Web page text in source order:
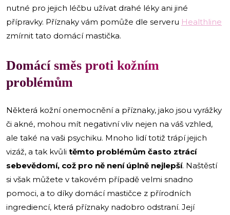
nutné pro jejich léčbu užívat drahé léky ani jiné
přípravky. Příznaky vám pomůže dle serveru Healthline
zmírnit tato domácí mastička.
Domácí směs proti kožním
problémům
Některá kožní onemocnění a příznaky, jako jsou vyrážky
či akné, mohou mít negativní vliv nejen na váš vzhled,
ale také na vaši psychiku. Mnoho lidí totiž trápí jejich
vizáž, a tak kvůli těmto problémům často ztrácí
sebevědomí, což pro ně není úplně nejlepší. Naštěstí
si však můžete v takovém případě velmi snadno
pomoci, a to díky domácí mastičce z přírodních
ingrediencí, která příznaky nadobro odstraní. Její